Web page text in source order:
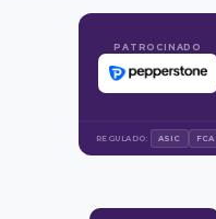
PATROCINADO
REGULADO: ASIC FCA